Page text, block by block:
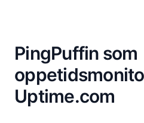
PingPuffin som
Uptime.com